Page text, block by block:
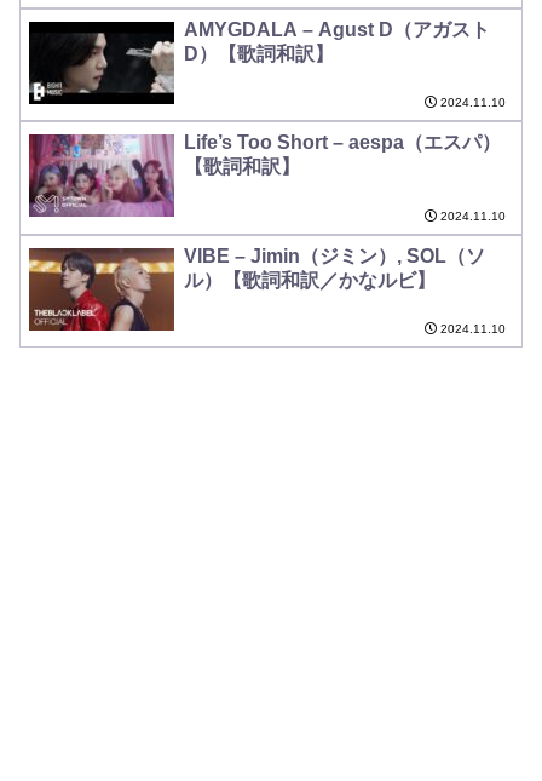
AMYGDALA – Agust D（アガスト
D）【歌詞和訳】
2024.11.10
Life’s Too Short – aespa（エスパ）
【歌詞和訳】
2024.11.10
VIBE – Jimin（ジミン）, SOL（ソ
ル）【歌詞和訳／かなルビ】
2024.11.10